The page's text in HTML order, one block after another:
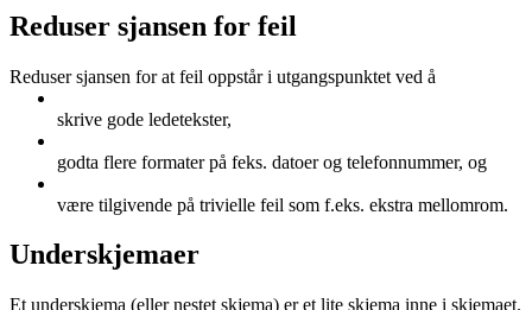
Reduser sjansen for feil
Reduser sjansen for at feil oppstår i utgangspunktet ved å
skrive gode ledetekster,
godta flere formater på feks. datoer og telefonnummer, og
være tilgivende på trivielle feil som f.eks. ekstra mellomrom.
Underskjemaer
Et underskjema (eller nestet skjema) er et lite skjema inne i skjemaet.